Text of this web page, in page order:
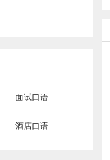
面试口语
酒店口语